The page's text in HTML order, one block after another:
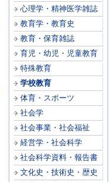
心理学・精神医学雑誌
教育学・教育史
教育・保育雑誌
育児・幼児・児童教育
特殊教育
学校教育
体育・スポーツ
社会学
社会事業・社会福祉
経営学・社会科学
社会科学資料・報告書
文化史・技術史・歴史